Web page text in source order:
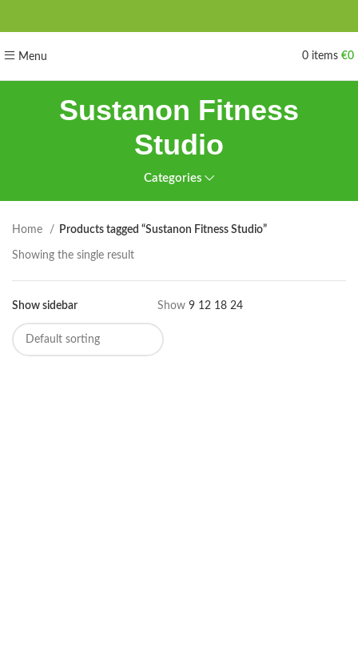
Menu 0 items €0
Sustanon Fitness
Studio
Categories
Home Products tagged “Sustanon Fitness Studio”
Showing the single result
Show sidebar Show 9 12 18 24